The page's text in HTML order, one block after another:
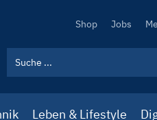
Secondary
Shop Jobs
Leben & Lifestyle